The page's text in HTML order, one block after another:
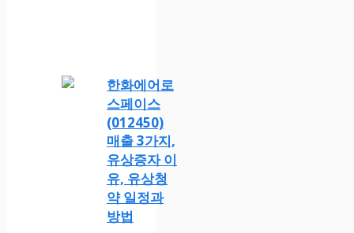
한화에어로
스페이스
(012450)
매출 3가지,
유상증자 이
유, 유상청
약 일정과
방법